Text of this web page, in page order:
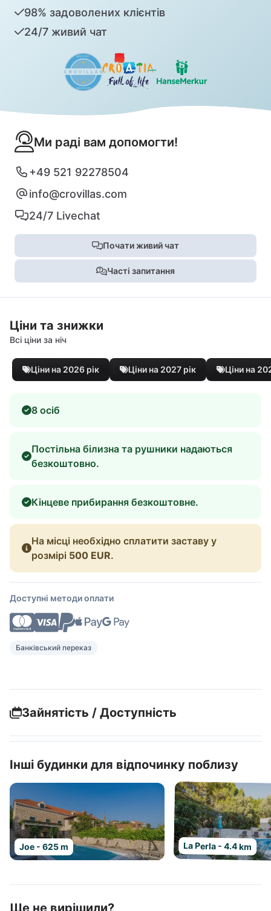
98% задоволених клієнтів
24/7 живий чат
Ми раді вам допомогти!
+49 521 92278504
info@crovillas.com
24/7 Livechat
Почати живий чат
Часті запитання
Ціни та знижки
Всі ціни за ніч
Ціни на 2026 рік Ціни на 2027 рік Ціни на
8 осіб
Постільна білизна та рушники надаються
безкоштовно.
Кінцеве прибирання безкоштовне.
На місці необхідно сплатити заставу у
розмірі 500 EUR.
Доступні методи оплати
Банківський переказ
Зайнятість / Доступність
Інші будинки для відпочинку поблизу
Joe - 625 m La Perla - 4.4 km
Ще не вирішили?